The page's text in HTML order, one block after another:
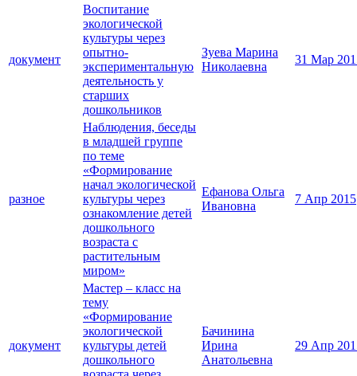
документ
Воспитание
экологической
культуры через
опытно-
экспериментальную
деятельность у
старших
дошкольников
Зуева Марина
Николаевна
31 Мар
разное
Наблюдения, беседы
в младшей группе
по теме
«Формирование
начал экологической
культуры через
ознакомление детей
дошкольного
возраста с
растительным
миром»
Ефанова Ольга
Ивановна
7 Апр 2015
документ
Мастер – класс на
тему
«Формирование
экологической
культуры детей
дошкольного
Бачинина
Ирина
Анатольевна
29 Апр